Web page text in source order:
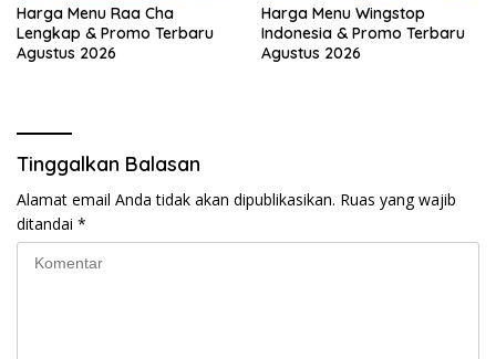
Harga Menu Raa Cha
Lengkap & Promo Terbaru
Agustus 2026
Harga Menu Wingstop
Indonesia & Promo Terbaru
Agustus 2026
Tinggalkan Balasan
Alamat email Anda tidak akan dipublikasikan. Ruas yang wajib
ditandai *